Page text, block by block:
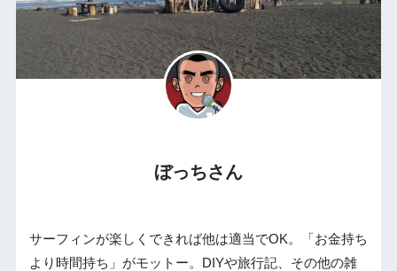
ぼっちさん
サーフィンが楽しくできれば他は適当でOK。「お金持ち
より時間持ち」がモットー。DIYや旅行記、その他の雑